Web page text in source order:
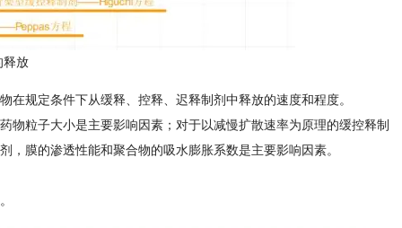
释放
规定条件下从缓释、控释、迟释制剂中释放的速度和程度。
粒子大小是主要影响因素；对于以减慢扩散速率为原理的缓控释制
膜的渗透性能和聚合物的吸水膨胀系数是主要影响因素。